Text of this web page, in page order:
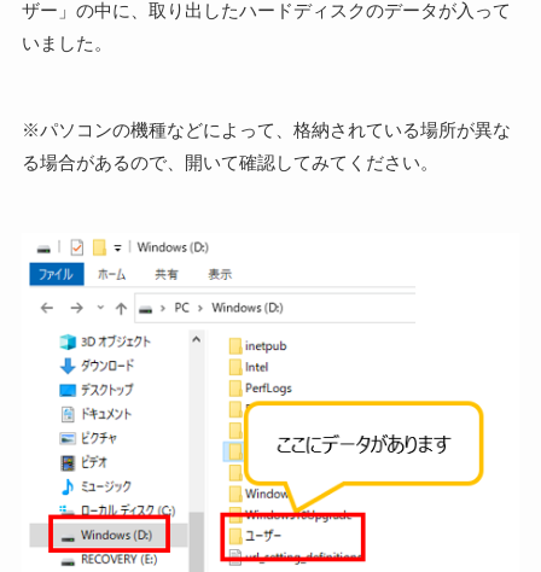
ザー」の中に、取り出したハードディスクのデータが入って
いました。
※パソコンの機種などによって、格納されている場所が異な
る場合があるので、開いて確認してみてください。